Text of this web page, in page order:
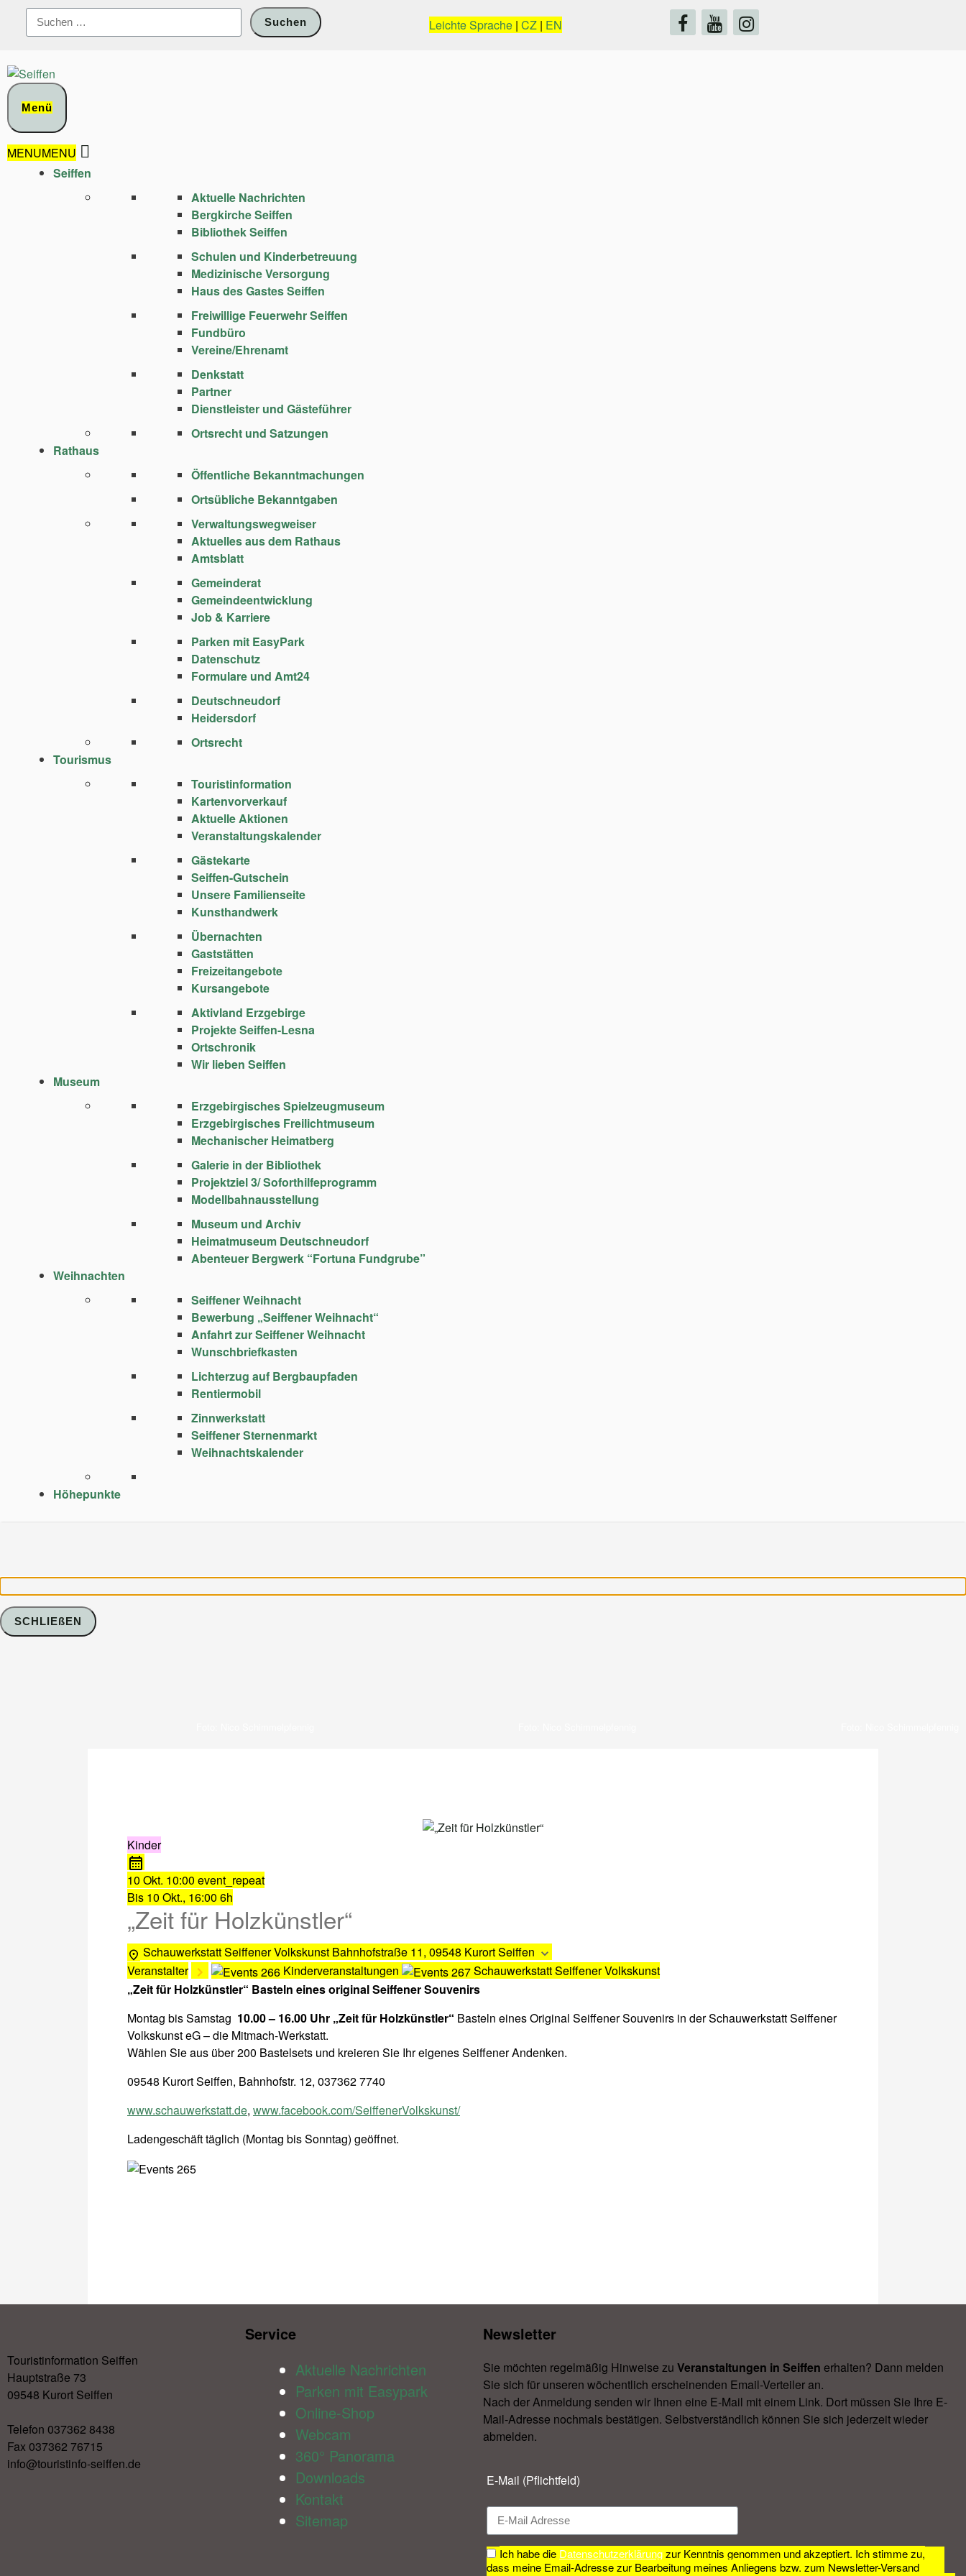
Suchen
nach:
Leichte Sprache | CZ | EN
Menü
MENUMENU
Seiffen
Aktuelle Nachrichten
Bergkirche Seiffen
Bibliothek Seiffen
Schulen und Kinder­betreuung
Medizinische Versorgung
Haus des Gastes Seiffen
Freiwillige Feuerwehr Seiffen
Fundbüro
Vereine/Ehrenamt
Denkstatt
Partner
Dienstleister und Gästeführer
Ortsrecht und Satzungen
Rathaus
Öffentliche Bekanntmachungen
Ortsübliche Bekanntgaben
Verwaltungswegweiser
Aktuelles aus dem Rathaus
Amtsblatt
Gemeinderat
Gemeindeentwicklung
Job & Karriere
Parken mit EasyPark
Datenschutz
Formulare und Amt24
Deutschneudorf
Heidersdorf
Ortsrecht
Tourismus
Touristinformation
Kartenvorverkauf
Aktuelle Aktionen
Veranstaltungskalender
Gästekarte
Seiffen-Gutschein
Unsere Familienseite
Kunsthandwerk
Übernachten
Gaststätten
Freizeitangebote
Kursangebote
Aktivland Erzgebirge
Projekte Seiffen-Lesna
Ortschronik
Wir lieben Seiffen
Museum
Erzgebirgisches Spielzeugmuseum
Erzgebirgisches Freilichtmuseum
Mechanischer Heimatberg
Galerie in der Bibliothek
Projektziel 3/ Soforthilfeprogramm
Modellbahnausstellung
Museum und Archiv
Heimatmuseum Deutschneudorf
Abenteuer Bergwerk “Fortuna Fundgrube”
Weihnachten
Seiffener Weihnacht
Bewerbung „Seiffener Weihnacht“
Anfahrt zur Seiffener Weihnacht
Wunschbriefkasten
Lichterzug auf Bergbaupfaden
Rentiermobil
Zinnwerkstatt
Seiffener Sternenmarkt
Weihnachtskalender
Höhepunkte
Kinder
10 Okt. 10:00 event_repeat
Bis 10 Okt., 16:00 6h
„Zeit für Holzkünstler“
Schauwerkstatt Seiffener Volkskunst Bahnhofstraße 11, 09548 Kurort Seiffen
Veranstalter
Kinderveranstaltungen
Schauwerkstatt Seiffener Volkskunst
„Zeit für Holzkünstler“ Basteln eines original Seiffener Souvenirs
Montag bis Samstag 10.00 – 16.00 Uhr „Zeit für Holzkünstler“ Basteln eines Original Seiffener Souvenirs in der Schauwerkstatt Seiffener
Volkskunst eG – die Mitmach-Werkstatt.
Wählen Sie aus über 200 Bastelsets und kreieren Sie Ihr eigenes Seiffener Andenken.
09548 Kurort Seiffen, Bahnhofstr. 12, 037362 7740
www.schauwerkstatt.de, www.facebook.com/SeiffenerVolkskunst/
Ladengeschäft täglich (Montag bis Sonntag) geöffnet.
Touristinformation Seiffen
Hauptstraße 73
09548 Kurort Seiffen
Telefon 037362 8438
Fax 037362 76715
info@touristinfo-seiffen.de
Service​
Aktuelle Nachrichten
Parken mit Easypark
Online-Shop
Webcam
360° Panorama
Downloads
Kontakt
Sitemap
Newsletter​
Sie möchten regelmäßig Hinweise zu Veranstal­tungen in Seiffen erhalten? Dann melden
Sie sich für unseren wöchentlich erscheinenden Email-Verteiler an.
Nach der Anmeldung senden wir Ihnen eine E-Mail mit einem Link. Dort müssen Sie Ihre E-
Mail-Adresse nochmals bestätigen. Selbstverständlich können Sie sich jederzeit wieder
abmelden.​
E-Mail (Pflichtfeld)
Ich habe die Datenschutzerklärungzur Kenntnis genommen und akzeptiert. Ich stimme zu,
dass meine Email-Adresse zur Bearbeitung meines Anliegens bzw. zum Newsletter-Versand
SCHLIEßEN